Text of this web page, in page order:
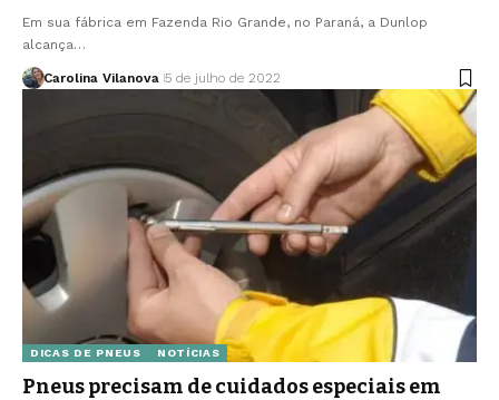
Em sua fábrica em Fazenda Rio Grande, no Paraná, a Dunlop
alcança…
Carolina Vilanova 5 de julho de 2022
DICAS DE PNEUS NOTÍCIAS
Pneus precisam de cuidados especiais em